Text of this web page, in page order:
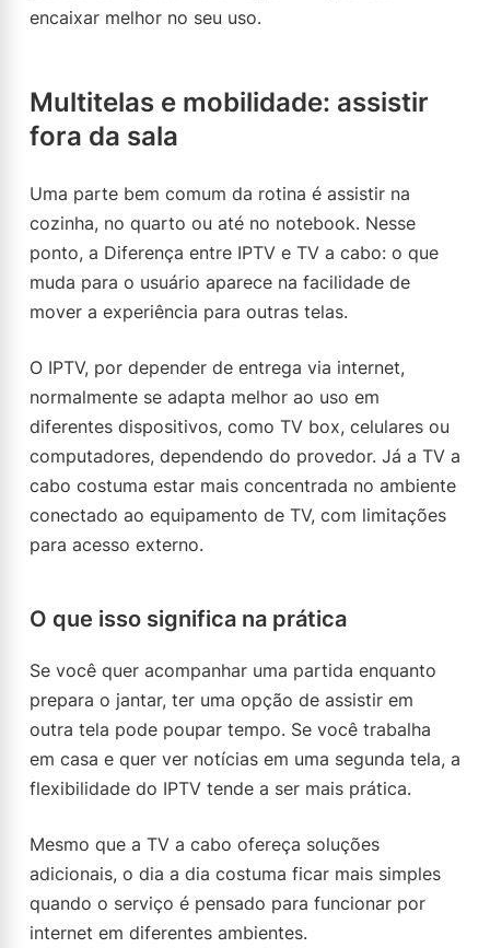
encaixar melhor no seu uso.
Multitelas e mobilidade: assistir
fora da sala
Uma parte bem comum da rotina é assistir na
cozinha, no quarto ou até no notebook. Nesse
ponto, a Diferença entre IPTV e TV a cabo: o que
muda para o usuário aparece na facilidade de
mover a experiência para outras telas.
O IPTV, por depender de entrega via internet,
normalmente se adapta melhor ao uso em
diferentes dispositivos, como TV box, celulares ou
computadores, dependendo do provedor. Já a TV a
cabo costuma estar mais concentrada no ambiente
conectado ao equipamento de TV, com limitações
para acesso externo.
O que isso significa na prática
Se você quer acompanhar uma partida enquanto
prepara o jantar, ter uma opção de assistir em
outra tela pode poupar tempo. Se você trabalha
em casa e quer ver notícias em uma segunda tela, a
flexibilidade do IPTV tende a ser mais prática.
Mesmo que a TV a cabo ofereça soluções
adicionais, o dia a dia costuma ficar mais simples
quando o serviço é pensado para funcionar por
internet em diferentes ambientes.